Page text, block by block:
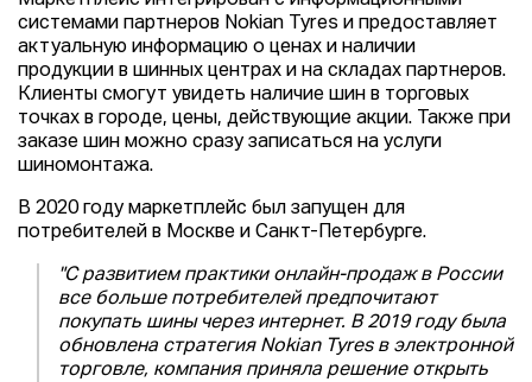
системами партнеров Nokian Tyres и предоставляет
актуальную информацию о ценах и наличии
продукции в шинных центрах и на складах партнеров.
Клиенты смогут увидеть наличие шин в торговых
точках в городе, цены, действующие акции. Также при
заказе шин можно сразу записаться на услуги
шиномонтажа.
В 2020 году маркетплейс был запущен для
потребителей в Москве и Санкт-Петербурге.
"С развитием практики онлайн-продаж в России
все больше потребителей предпочитают
покупать шины через интернет. В 2019 году была
обновлена стратегия Nokian Tyres в электронной
торговле, компания приняла решение открыть